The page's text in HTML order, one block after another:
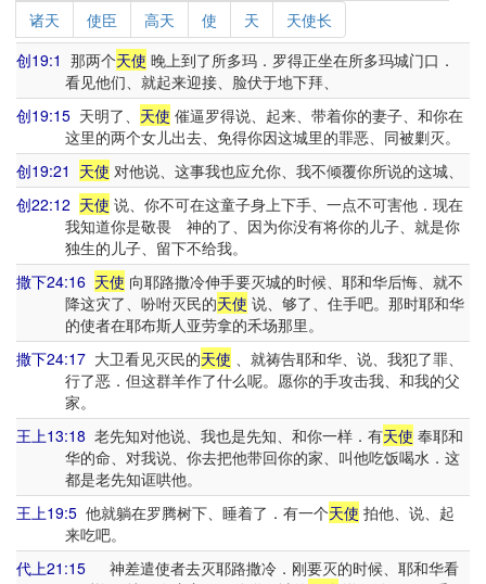
诸天
使臣 高天 使 天
天使长
创19:1 那两个天使 晚上到了所多玛．罗得正坐在所多玛城门口．
看见他们、就起来迎接、脸伏于地下拜、
创19:15 天明了、 天使 催逼罗得说、起来、带着你的妻子、和你在
这里的两个女儿出去、免得你因这城里的罪恶、同被剿灭。
创19:21 天使 对他说、这事我也应允你、我不倾覆你所说的这城、
创22:12 天使 说、你不可在这童子身上下手、一点不可害他．现在
我知道你是敬畏 神的了、因为你没有将你的儿子、就是你
独生的儿子、留下不给我。
撒下24:16 天使 向耶路撒冷伸手要灭城的时候、耶和华后悔、就不
降这灾了、吩咐灭民的天使 说、够了、住手吧。那时耶和华
的使者在耶布斯人亚劳拿的禾场那里。
撒下24:17 大卫看见灭民的天使 、就祷告耶和华、说、我犯了罪、
行了恶．但这群羊作了什么呢。愿你的手攻击我、和我的父
家。
王上13:18 老先知对他说、我也是先知、和你一样．有天使 奉耶和
华的命、对我说、你去把他带回你的家、叫他吃饭喝水．这
都是老先知诓哄他。
王上19:5 他就躺在罗腾树下、睡着了．有一个天使 拍他、说、起
来吃吧。
代上21:15 神差遣使者去灭耶路撒冷．刚要灭的时候、耶和华看